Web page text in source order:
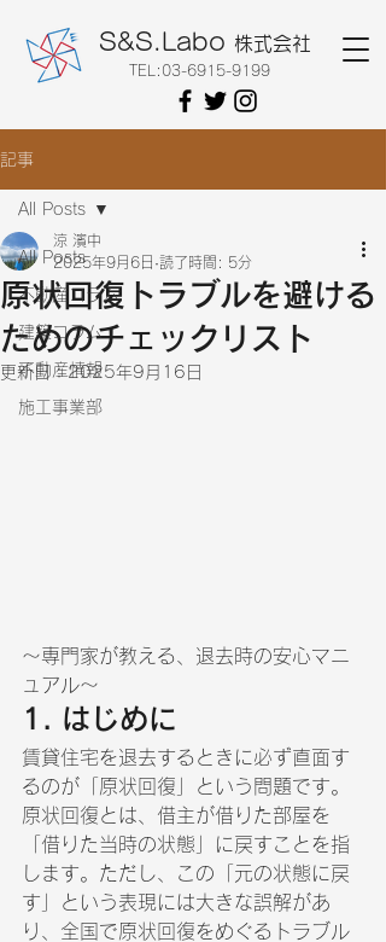
S&S.Labo 株式会社
TEL: 03-6915-9199
記事
All Posts
不動産コラム
建築コラム
不動産情報
施工事業部
All Posts
原状回復トラブルを避ける
ためのチェックリスト
涼 濱中
2025年9月6日 読了時間: 5分
更新日：2025年9月16日
～専門家が教える、退去時の安心マニ
ュアル～
1. はじめに
賃貸住宅を退去するときに必ず直面す
るのが「原状回復」という問題です。
原状回復とは、借主が借りた部屋を
「借りた当時の状態」に戻すことを指
します。ただし、この「元の状態に戻
す」という表現には大きな誤解があ
り、全国で原状回復をめぐるトラブル